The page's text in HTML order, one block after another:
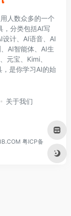
人数众多的一个
，分类包括AI写
设计、AI语音、AI
AI智能体、AI生
元宝、Kimi、
是你学习AI的始
关于我们
粤ICP备